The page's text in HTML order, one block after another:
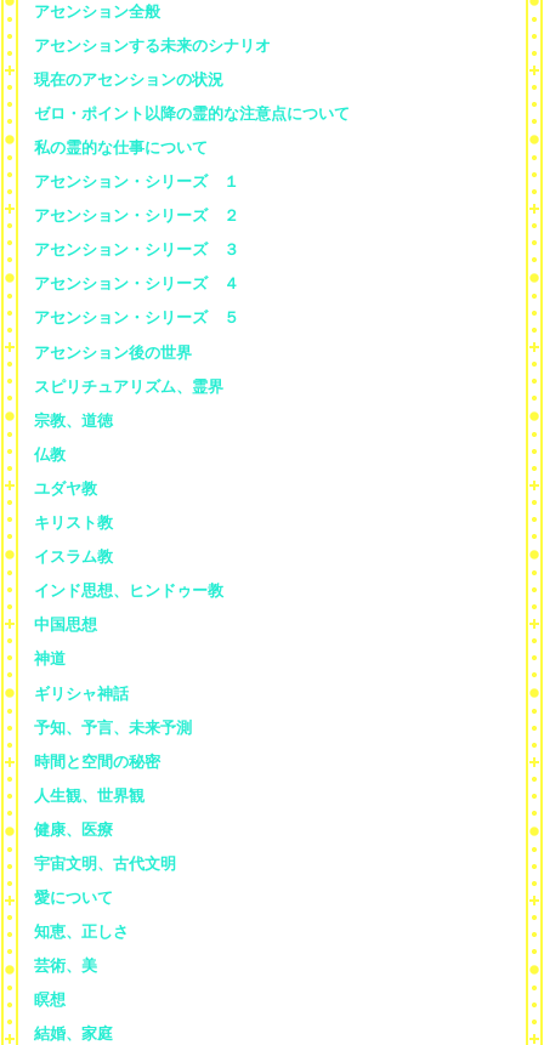
アセンション全般
アセンションする未来のシナリオ
現在のアセンションの状況
ゼロ・ポイント以降の霊的な注意点について
私の霊的な仕事について
アセンション・シリーズ １
アセンション・シリーズ ２
アセンション・シリーズ ３
アセンション・シリーズ ４
アセンション・シリーズ ５
アセンション後の世界
スピリチュアリズム、霊界
宗教、道徳
仏教
ユダヤ教
キリスト教
イスラム教
インド思想、ヒンドゥー教
中国思想
神道
ギリシャ神話
予知、予言、未来予測
時間と空間の秘密
人生観、世界観
健康、医療
宇宙文明、古代文明
愛について
知恵、正しさ
芸術、美
瞑想
結婚、家庭